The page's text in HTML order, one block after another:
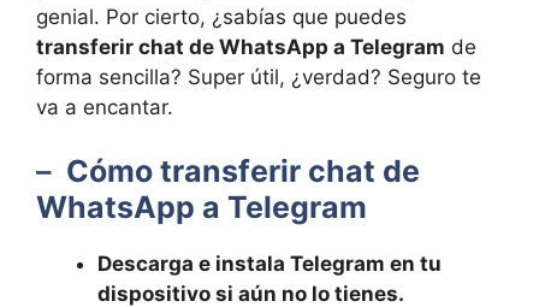
genial. ⁣Por cierto, ¿sabías ⁣que ‍puedes
transferir chat de WhatsApp a Telegram ⁣ de
forma sencilla? Super útil, ¿verdad? Seguro‌ te
va a encantar.
– ⁢ Cómo ‌transferir ​chat de
WhatsApp a Telegram
Descarga e ​instala Telegram en tu ​
dispositivo si aún no lo tienes.